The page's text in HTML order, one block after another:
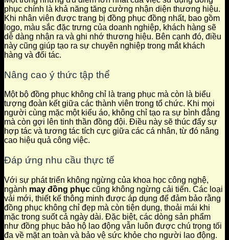
phục chính là khả năng tăng cường nhận diện thương hiệu.
Khi nhân viên được trang bị đồng phục đồng nhất, bao gồm
logo, màu sắc đặc trưng của doanh nghiệp, khách hàng sẽ
dễ dàng nhận ra và ghi nhớ thương hiệu. Bên cạnh đó, điều
này cũng giúp tạo ra sự chuyên nghiệp trong mắt khách
hàng và đối tác.
Nâng cao ý thức tập thể
Một bộ đồng phục không chỉ là trang phục mà còn là biểu
tượng đoàn kết giữa các thành viên trong tổ chức. Khi mọi
người cùng mặc một kiểu áo, không chỉ tạo ra sự bình đẳng
mà còn gợi lên tinh thần đồng đội. Điều này sẽ thúc đẩy sự
hợp tác và tương tác tích cực giữa các cá nhân, từ đó nâng
cao hiệu quả công việc.
Đáp ứng nhu cầu thực tế
Với sự phát triển không ngừng của khoa học công nghệ,
ngành may đồng phục cũng không ngừng cải tiến. Các loại
vải mới, thiết kế thông minh được áp dụng để đảm bảo rằng
đồng phục không chỉ đẹp mà còn tiện dụng, thoải mái khi
mặc trong suốt cả ngày dài. Đặc biệt, các dòng sản phẩm
như đồng phục bảo hộ lao động vẫn luôn được chú trọng tối
đa về mặt an toàn và bảo vệ sức khỏe cho người lao động.